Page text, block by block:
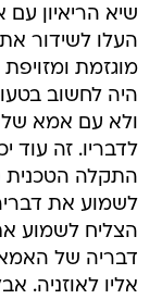
שיא הריאיון
העלו לשידור
מוגזמת
היה לחשוב
ולא עם אמא
לדבריו. זה עוד
התקלה הטכנית
לשמוע את
הצליח לשמוע
דבריה של
אליו לאוזניה.